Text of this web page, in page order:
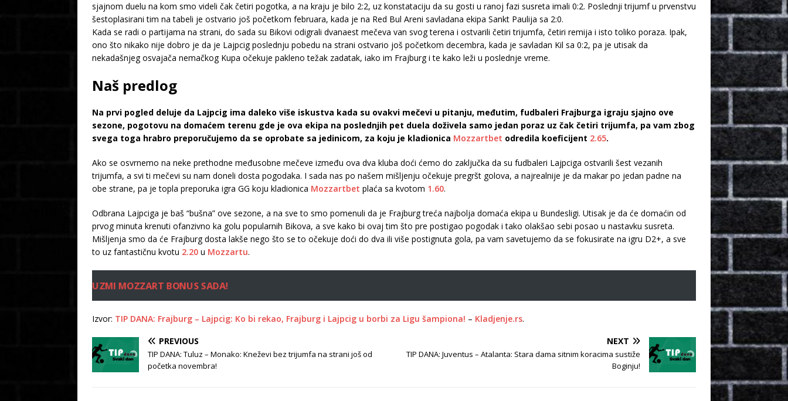
sjajnom duelu na kom smo videli čak četiri pogotka, a na kraju je bilo 2:2, uz konstataciju da su gosti u ranoj fazi susreta imali 0:2. Poslednji trijumf u prvenstvu
šestoplasirani tim na tabeli je ostvario još početkom februara, kada je na Red Bul Areni savladana ekipa Sankt Paulija sa 2:0.
Kada se radi o partijama na strani, do sada su Bikovi odigrali dvanaest mečeva van svog terena i ostvarili četiri trijumfa, četiri remija i isto toliko poraza. Ipak,
ono što nikako nije dobro je da je Lajpcig poslednju pobedu na strani ostvario još početkom decembra, kada je savladan Kil sa 0:2, pa je utisak da
nekadašnjeg osvajača nemačkog Kupa očekuje pakleno težak zadatak, iako im Frajburg i te kako leži u poslednje vreme.
Naš predlog
Na prvi pogled deluje da Lajpcig ima daleko više iskustva kada su ovakvi mečevi u pitanju, međutim, fudbaleri Frajburga igraju sjajno ove
sezone, pogotovu na domaćem terenu gde je ova ekipa na poslednjih pet duela doživela samo jedan poraz uz čak četiri trijumfa, pa vam zbog
svega toga hrabro preporučujemo da se oprobate sa jedinicom, za koju je kladionica Mozzartbet odredila koeficijent 2.65.
Ako se osvrnemo na neke prethodne međusobne mečeve između ova dva kluba doći ćemo do zaključka da su fudbaleri Lajpciga ostvarili šest vezanih
trijumfa, a svi ti mečevi su nam doneli dosta pogodaka. I sada nas po našem mišljenju očekuje pregršt golova, a najrealnije je da makar po jedan padne na
obe strane, pa je topla preporuka igra GG koju kladionica Mozzartbet plaća sa kvotom 1.60.
Odbrana Lajpciga je baš “bušna” ove sezone, a na sve to smo pomenuli da je Frajburg treća najbolja domaća ekipa u Bundesligi. Utisak je da će domaćin od
prvog minuta krenuti ofanzivno ka golu popularnih Bikova, a sve kako bi ovaj tim što pre postigao pogodak i tako olakšao sebi posao u nastavku susreta.
Mišljenja smo da će Frajburg dosta lakše nego što se to očekuje doći do dva ili više postignuta gola, pa vam savetujemo da se fokusirate na igru D2+, a sve
to uz fantastičnu kvotu 2.20 u Mozzartu.
UZMI MOZZART BONUS SADA!
Izvor: TIP DANA: Frajburg – Lajpcig: Ko bi rekao, Frajburg i Lajpcig u borbi za Ligu šampiona! – Kladjenje.rs.
PREVIOUS
TIP DANA: Tuluz – Monako: Kneževi bez trijumfa na strani još od
početka novembra!
NEXT
TIP DANA: Juventus – Atalanta: Stara dama sitnim koracima sustiže
Boginju!